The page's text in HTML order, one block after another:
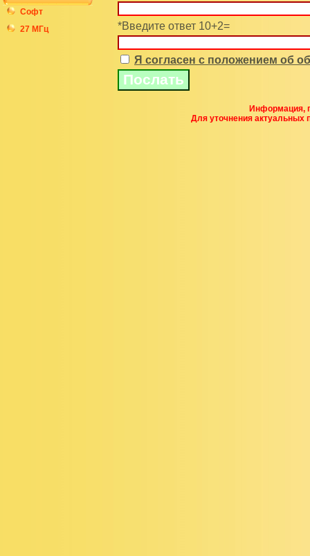
Софт
27 МГц
*Введите ответ 10+2=
Я согласен с положением об
Информация,
Для уточнения актуальных